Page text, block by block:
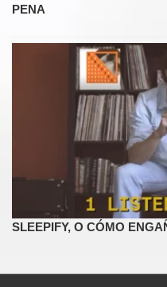
PENA
SLEEPIFY, O CÓMO